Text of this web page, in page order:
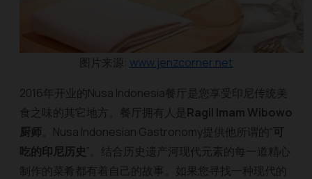
图片来源: www.jenzcorner.net
2016年开业的Nusa Indonesia餐厅是您享受印尼传统美
食之味的其它地方。餐厅拥有人是 Ragil Imam Wibowo
厨师 。Nusa Indonesian Gastronomy提供他所谓的“可
吃的印尼历史”。结合历史遗产河现代元素的每一道精心
制作的菜肴都有着自己的故事。如果您寻找一种现代的